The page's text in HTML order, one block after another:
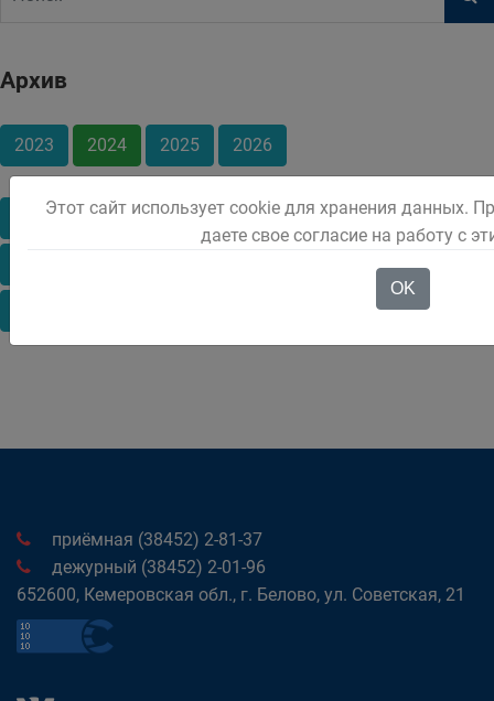
Архив
2023 2024 2025 2026
Январь Февраль Март Апрель Май
Октябрь
приёмная (38452) 2-81-37
дежурный (38452) 2-01-96
652600, Кемеровская обл., г. Белово, ул. Советская, 21
Этот сайт использует cookie для хранения данных.
даете свое согласие на работу с
OK